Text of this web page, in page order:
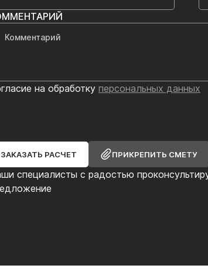
специалисты с радостью
на обработку персональных данных
ЗАКАЗАТЬ РАСЧЕТ ПРИКРЕПИТЬ СМЕТУ